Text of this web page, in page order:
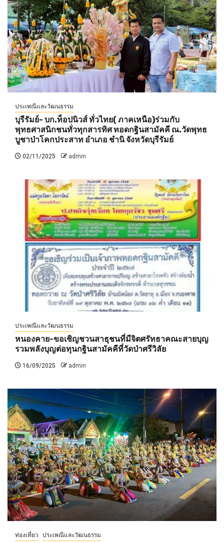
ประเพณีและวัฒนธรรม
บุรีรัมย์- บก.ท็อปนิวส์ ทั่วไทย( ภาคเหนือ)ร่วมกับ
พุทธศาสนิกชนทั่วทุกสารทิศ ทอดกฐินสามัคคี ณ.วัดพุทธ
บูชาป่าโคกประสาท อำเภอ ชำนิ จังหวัดบุรีรัมย์
02/11/2025 admin
ประเพณีและวัฒนธรรม
หนองคาย-ขอเชิญชวนสาธุชนที่มีจิตศรัทธาคณะสายบุญ
รวมพลังบุญต่อทุนกฐินสามัคคีที่วัดป่าศรีวิลัย
16/09/2025 admin
ท่องเที่ยว ประเพณีและวัฒนธรรม